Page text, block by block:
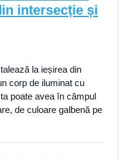
intersecție și
la ieșirea din
corp de iluminat cu
poate avea în câmpul
de culoare galbenă pe